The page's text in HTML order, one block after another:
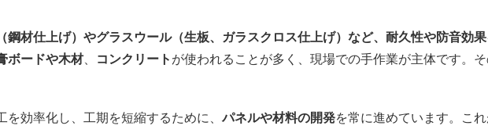
鋼材仕上げ）やグラスウール（生板、ガラスクロス仕上げ）など、耐久性や防音効
ボードや木材、 コンクリート が使われることが多く、現場での手作業が主体です。そ
を効率化し、工期を短縮するために、パネルや材料の開発を常に進めています。こ